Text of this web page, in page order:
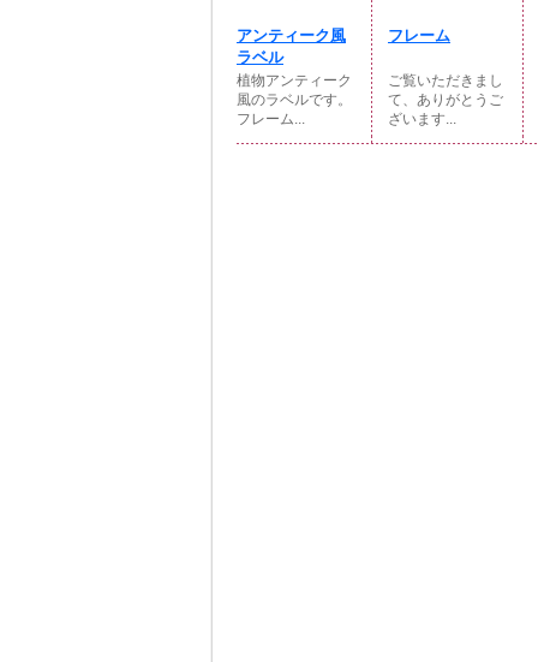
アンティーク風
ラベル
植物アンティーク
風のラベルです。
フレーム...
フレーム
ご覧いただきまし
て、ありがとうご
ざいます...